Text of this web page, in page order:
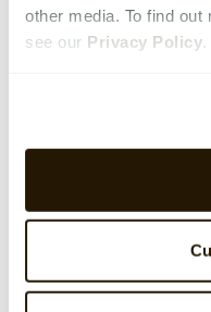
other media. To find
see our Privacy Policy.